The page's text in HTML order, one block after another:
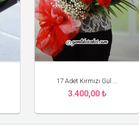
17 Adet Kırmızı Gül ...
3.400,00 ₺
Gemlik Çiçekçi